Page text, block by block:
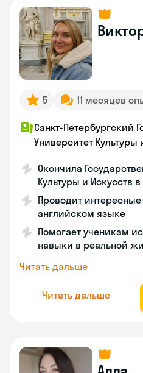
5 11 месяцев
Санкт-Петербургский
Университет Культуры
Окончила
Культуры и Искусств
Проводит
английском языке
Помогает ученикам
навыки в реальной
Читать дальше
Читать дальше